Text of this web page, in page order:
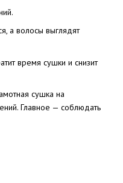
а волосы выглядят
время сушки и снизит
сушка на
Главное — соблюдать